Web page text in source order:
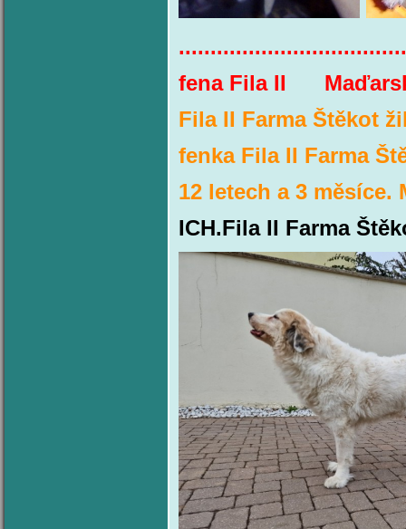
fena Fila II
Fila II Farma Štěkot
fenka Fila II Farma
12 letech a 3
ICH.Fila II Farma